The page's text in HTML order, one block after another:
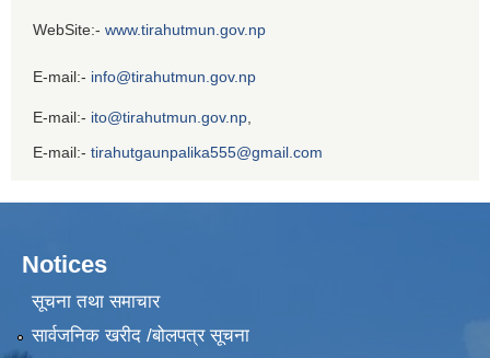
WebSite:- www.tirahutmun.gov.np
E-mail:- info@tirahutmun.gov.np
E-mail:- ito@tirahutmun.gov.np,
E-mail:- tirahutgaunpalika555@gmail.com
Notices
सूचना तथा समाचार
सार्वजनिक खरीद /बोलपत्र सूचना